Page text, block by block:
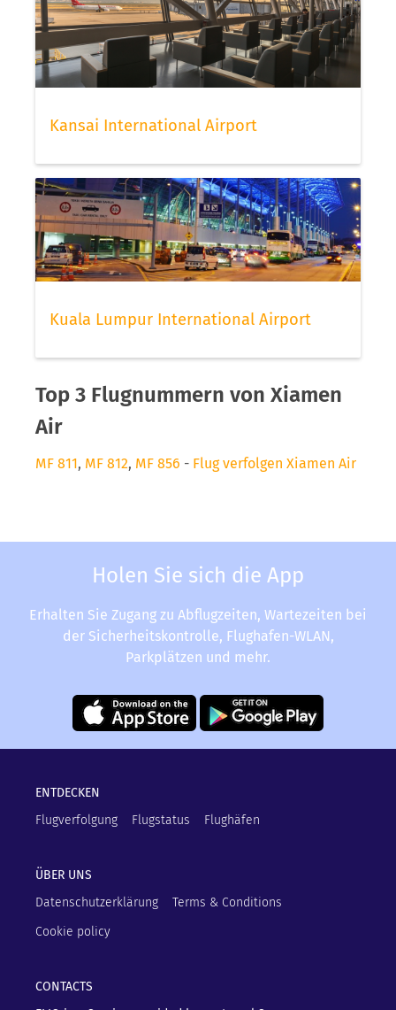
Kansai International Airport
Kuala Lumpur International Airport
Top 3 Flugnummern von Xiamen
Air
MF 811, MF 812, MF 856 - Flug verfolgen Xiamen Air
Holen Sie sich die App
Erhalten Sie Zugang zu Abflugzeiten, Wartezeiten bei
der Sicherheitskontrolle, Flughafen-WLAN,
Parkplätzen und mehr.
ENTDECKEN
Flugverfolgung
Flugstatus Flughäfen
ÜBER UNS
Datenschutzerklärung
Terms & Conditions
Cookie policy
CONTACTS